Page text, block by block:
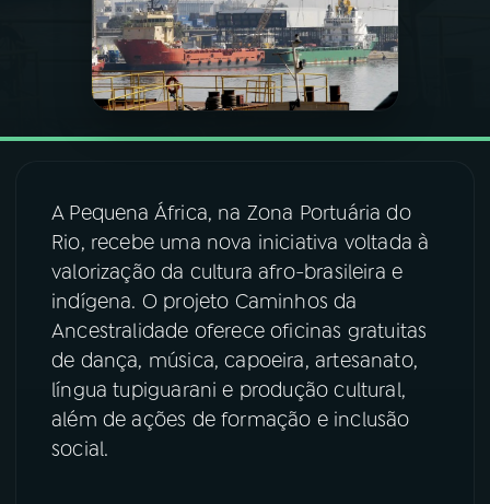
PROGRAMAS
PODCASTS
ÚLTIMAS
08FESTIVAL DE MÚSICA
ACOMPANHE A RÁDIO NACIONAL
YouTube Facebook
A Pequena África, na Zona Portuária do
Rio, recebe uma nova iniciativa voltada à
valorização da cultura afro-brasileira e
indígena. O projeto Caminhos da
Ancestralidade oferece oficinas gratuitas
de dança, música, capoeira, artesanato,
língua tupiguarani e produção cultural,
além de ações de formação e inclusão
social.